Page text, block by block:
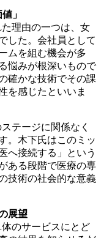
」
理由の一つは、女
した。会社員として
ムを組む機会が多
悩みが根深いもので
確かな技術でその課
を感じたといいま
テージに関係なく
。木下氏はこのミッ
へ接続する」という
ある段階で医療の専
技術の社会的な意義
展望
のサービスにとど